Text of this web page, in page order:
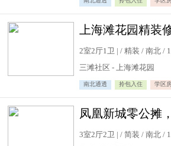
2室2厅1卫 | / 精装 / 南北 /
三滩社区 - 上海滩花园
南北通透 拎包入住 学区
3室2厅2卫 | / 简装 / 南北 /